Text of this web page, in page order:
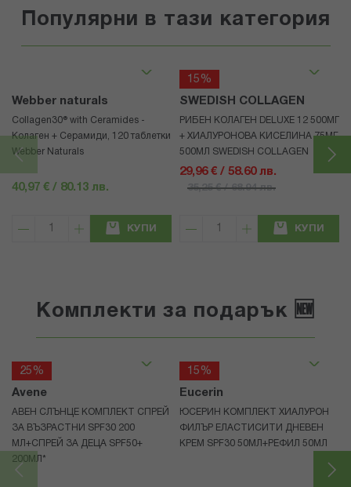
Популярни в тази категория
Webber naturals
Collagen30® with Ceramides -
Колаген + Серамиди, 120 таблетки
Webber Naturals
40,97 € / 80.13 лв.
КУПИ
15%
SWEDISH COLLAGEN
РИБЕН КОЛАГЕН DELUXE 12 500МГ
+ ХИАЛУРОНОВА КИСЕЛИНА 75МГ
500МЛ SWEDISH COLLAGEN
29,96 € / 58.60 лв.
35,25 € / 68.94 лв.
КУПИ
Комплекти за подарък 🆕
25%
Avene
АВЕН СЛЪНЦЕ КОМПЛЕКТ СПРЕЙ
ЗА ВЪЗРАСТНИ SPF30 200
МЛ+СПРЕЙ ЗА ДЕЦА SPF50+
200МЛ*
15%
Eucerin
ЮСЕРИН КОМПЛЕКТ ХИАЛУРОН
ФИЛЪР ЕЛАСТИСИТИ ДНЕВЕН
КРЕМ SPF30 50МЛ+РЕФИЛ 50МЛ